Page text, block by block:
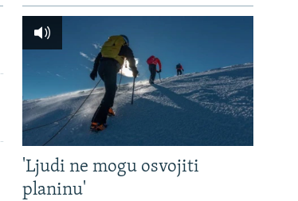
'Ljudi ne mogu osvojiti
planinu'